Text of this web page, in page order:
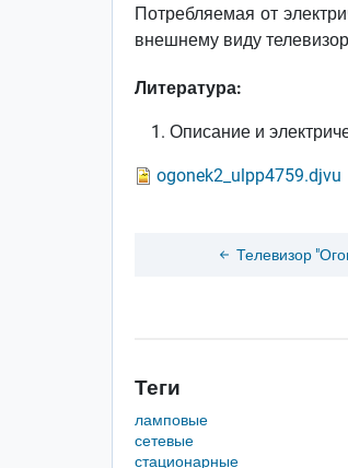
Потребляемая от
внешнему виду
Литература:
Описание и
ogonek2_ulpp4759.djvu
Телевизор
Теги
ламповые
сетевые
стационарные